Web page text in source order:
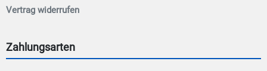
Vertrag widerrufen
Zahlungsarten